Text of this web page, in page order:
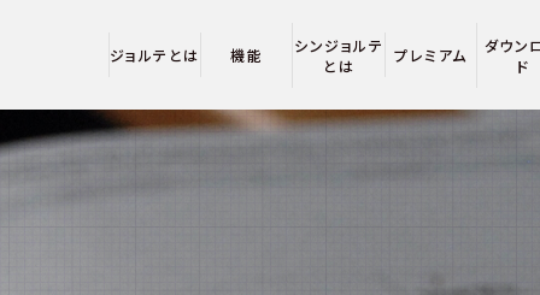
ジョルテとは 機能
シンジョルテ
とは
プレミアム
ダウン
ド